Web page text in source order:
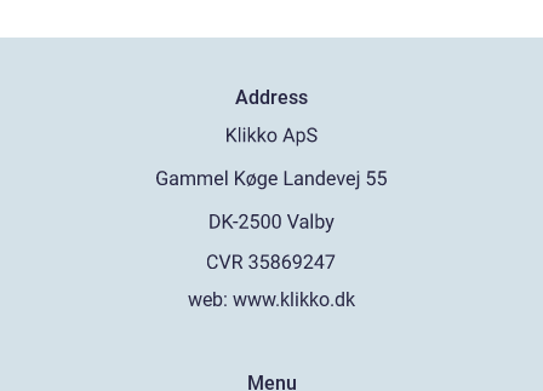
Address
web: www.klikko.dk
Menu